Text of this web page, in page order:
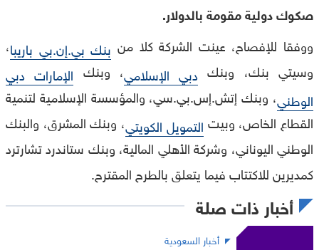
صكوك دولية مقومة بالدولار.
ووفقا للإفصاح، عينت الشركة كلا من بنك بي.إن.بي باريبا،
وسيتي بنك، وبنك دبي الإسلامي، وبنك الإمارات دبي
الوطني، وبنك إتش.إس.بي.سي، والمؤسسة الإسلامية لتنمية
القطاع الخاص، وبيت التمويل الكويتي، وبنك المشرق، والبنك
الوطني اليوناني، وشركة الأهلي المالية، وبنك ستاندرد تشارترد
كمديرين للاكتتاب فيما يتعلق بالطرح المقترح.
أخبار ذات صلة
أخبار السعودية